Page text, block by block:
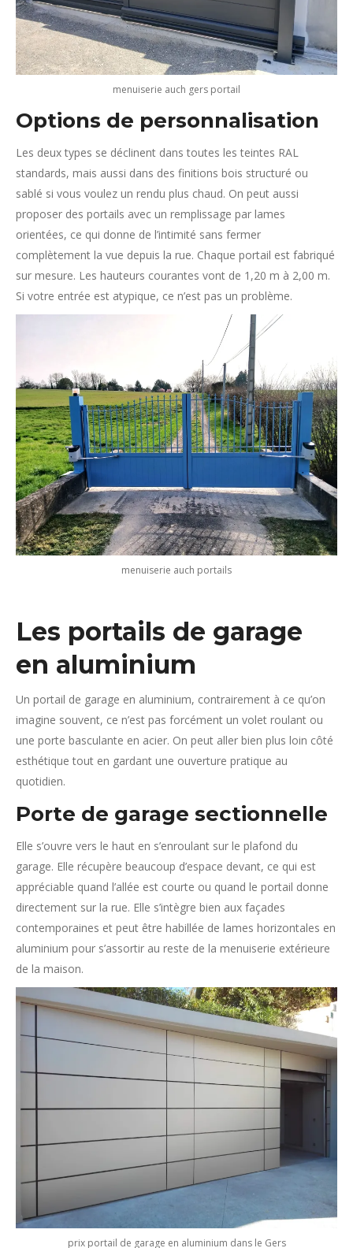
menuiserie auch gers portail
Options de personnalisation
Les deux types se déclinent dans toutes les teintes RAL
standards, mais aussi dans des finitions bois structuré ou
sablé si vous voulez un rendu plus chaud. On peut aussi
proposer des portails avec un remplissage par lames
orientées, ce qui donne de l’intimité sans fermer
complètement la vue depuis la rue. Chaque portail est fabriqué
sur mesure. Les hauteurs courantes vont de 1,20 m à 2,00 m.
Si votre entrée est atypique, ce n’est pas un problème.
menuiserie auch portails
Les portails de garage
en aluminium
Un portail de garage en aluminium, contrairement à ce qu’on
imagine souvent, ce n’est pas forcément un volet roulant ou
une porte basculante en acier. On peut aller bien plus loin côté
esthétique tout en gardant une ouverture pratique au
quotidien.
Porte de garage sectionnelle
Elle s’ouvre vers le haut en s’enroulant sur le plafond du
garage. Elle récupère beaucoup d’espace devant, ce qui est
appréciable quand l’allée est courte ou quand le portail donne
directement sur la rue. Elle s’intègre bien aux façades
contemporaines et peut être habillée de lames horizontales en
aluminium pour s’assortir au reste de la menuiserie extérieure
de la maison.
prix portail de garage en aluminium dans le Gers